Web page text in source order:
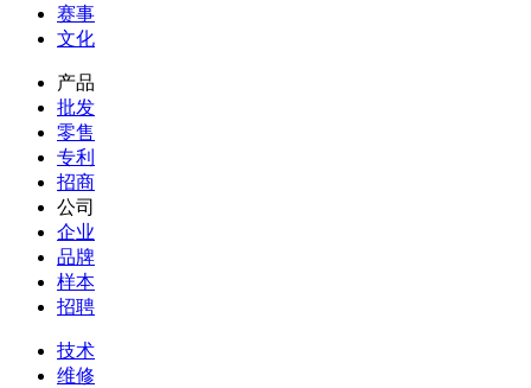
赛事
文化
产品
批发
零售
专利
招商
公司
企业
品牌
样本
招聘
技术
维修